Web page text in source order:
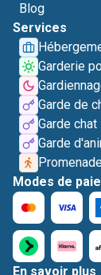
Blog
Services
Garderie
Garde de
Garde chat
Garde
Modes de
En savoir plus